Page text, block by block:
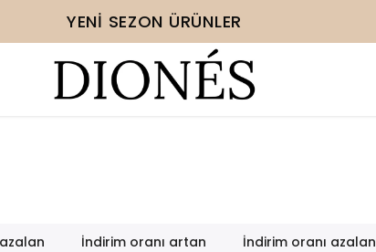
YENI SEZON ÜRÜNLER
İndirim oranı artan İndirim oranı azalan